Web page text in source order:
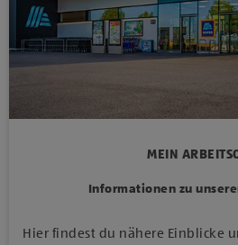
MEIN
Informationen zu
Hier findest du nähere Einblicke